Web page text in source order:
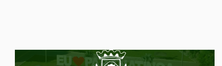
[alt+4]
Seção do Rodapé e Ouvidoria/